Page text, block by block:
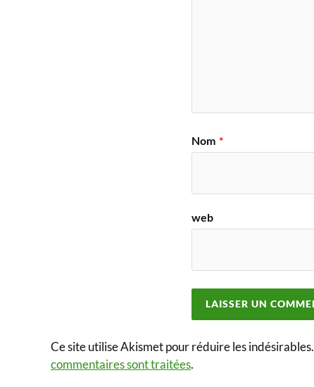
Nom *
web
Ce site utilise Akismet pour réduire les indésirables.
commentaires sont traitées.